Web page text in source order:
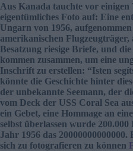
Aus Kanada tauchte vor einigen
eigentümliches Foto auf: Eine
Ungarn von 1956,
amerikanischen
Besatzung riesige Briefe, und die
kommen zusammen, um eine
Inschrift zu erstellen: “Isten
könnte die Geschichte hinter
der unbekannte Seemann, der
vom Deck der USS Coral Sea
ein Gebet, eine Hommage an
selbst überlassen wurde
Jahr 1956 das 20000000000000.
sich zu fotografieren zu können